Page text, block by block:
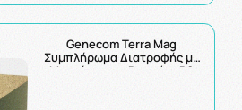
Genecom Terra Mag
Συμπλήρωμα Διατροφής με
Μαγνήσιο και Bιταμίνη Β6